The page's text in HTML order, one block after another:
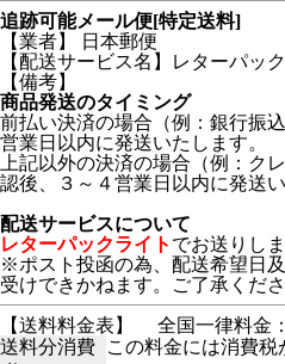
追跡可能メール便[特定送料]
【業者】 日本郵便
【配送サービス名】レターパッ
【備考】
商品発送のタイミング
前払い決済の場合（例：銀行
営業日以内に発送いたします。
上記以外の決済の場合（例：
認後、３～４営業日以内に発送い
配送サービスについて
レターパックライト でお送りしま
※ポスト投函の為、配送希望日
受けできかねます。ご了承くださ
【送料料金表】
全国一律料金
送料分消費
この料金には消費税